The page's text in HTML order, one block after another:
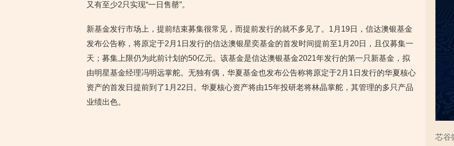
又有至少2只实现“一日售罄”。
新基金发行市场上，提前结束募集很常见，而提前发行的就不多见了。1月19日，信达澳银基金
发布公告称，将原定于2月1日发行的信达澳银星奕基金的首发时间提前至1月20日，且仅募集一
天；募集上限仍为此前计划的50亿元。该基金是信达澳银基金2021年发行的第一只新基金，拟
由明星基金经理冯明远掌舵。无独有偶，华夏基金也发布公告称将原定于2月1日发行的华夏核心
资产的首发日提前到了1月22日。华夏核心资产将由15年投研老将林晶掌舵，其管理的多只产品
业绩出色。
芯谷